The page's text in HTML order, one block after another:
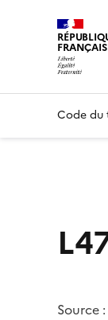
Code du
Source :